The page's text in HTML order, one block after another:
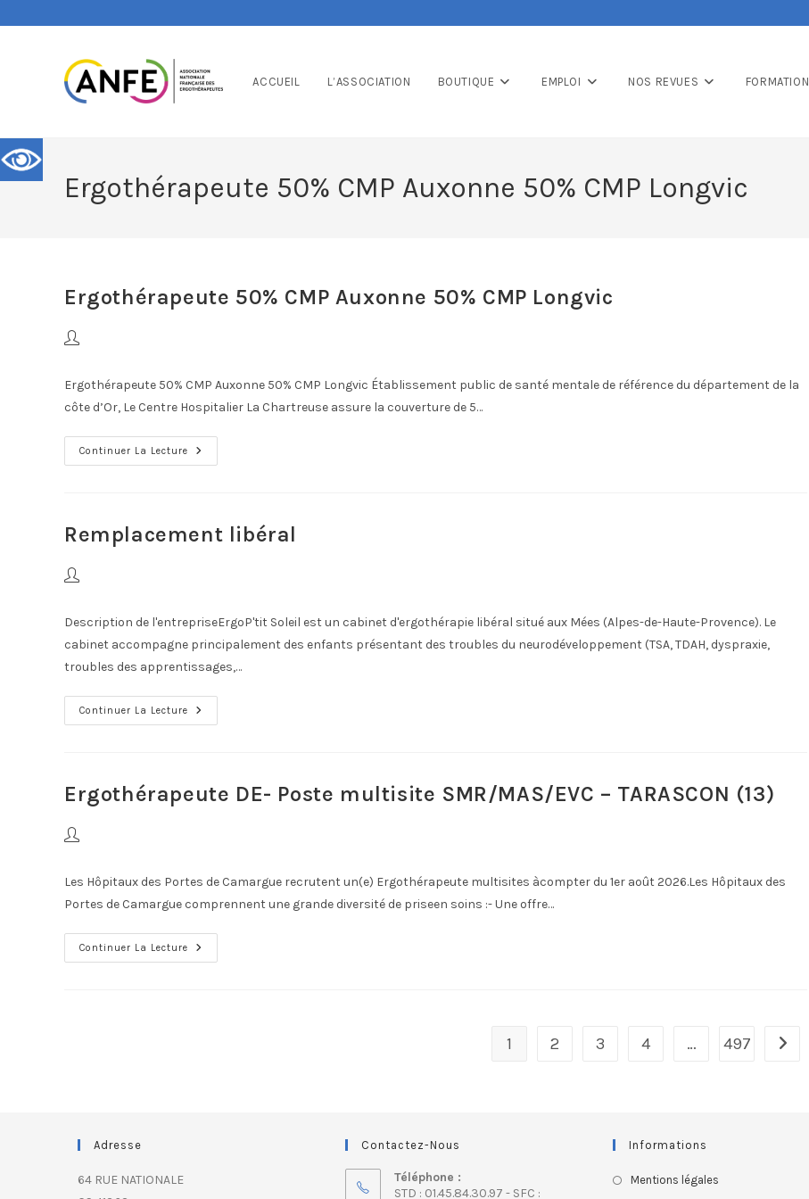
ACCUEIL L’ASSOCIATION BOUTIQUE EMPLOI NOS REVUES FORMATION
Ergothérapeute 50% CMP Auxonne 50% CMP Longvic
Ergothérapeute 50% CMP Auxonne 50% CMP Longvic
Ergothérapeute 50% CMP Auxonne 50% CMP Longvic Établissement public de santé mentale de référence du département de la
côte d’Or, Le Centre Hospitalier La Chartreuse assure la couverture de 5…
Continuer La Lecture
Remplacement libéral
Description de l'entrepriseErgoP'tit Soleil est un cabinet d'ergothérapie libéral situé aux Mées (Alpes-de-Haute-Provence). Le
cabinet accompagne principalement des enfants présentant des troubles du neurodéveloppement (TSA, TDAH, dyspraxie,
troubles des apprentissages,…
Continuer La Lecture
Ergothérapeute DE- Poste multisite SMR/MAS/EVC – TARASCON (13)
Les Hôpitaux des Portes de Camargue recrutent un(e) Ergothérapeute multisites àcompter du 1er août 2026.Les Hôpitaux des
Portes de Camargue comprennent une grande diversité de priseen soins :- Une offre…
Continuer La Lecture
1 2 3 4 … 497
Adresse
64 RUE NATIONALE
Contactez-Nous
Téléphone :
STD : 01.45.84.30.97 - SFC :
Informations
Mentions légales